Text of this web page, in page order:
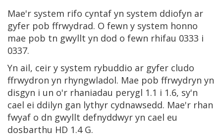
Mae'r system rifo cyntaf yn system ddiofyn ar
gyfer pob ffrwydrad. O fewn y system honno
mae pob tn gwyllt yn dod o fewn rhifau 0333 i
0337.
Yn ail, ceir y system rybuddio ar gyfer cludo
ffrwydron yn rhyngwladol. Mae pob ffrwydryn yn
disgyn i un o'r rhaniadau perygl 1.1 i 1.6, sy'n
cael ei ddilyn gan lythyr cydnawsedd. Mae'r rhan
fwyaf o dn gwyllt defnyddwyr yn cael eu
dosbarthu HD 1.4 G.